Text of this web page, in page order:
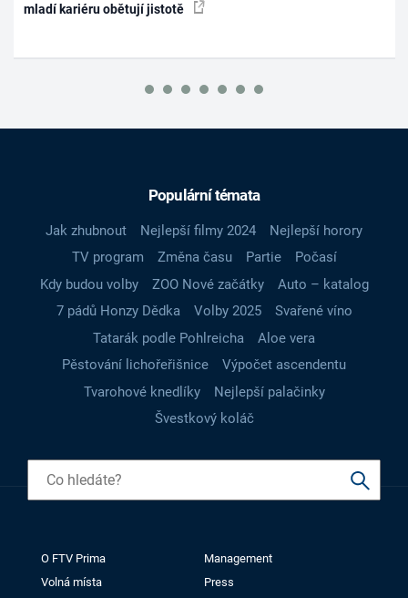
mladí kariéru obětují jistotě
Populární témata
Jak zhubnout Nejlepší filmy 2024
Nejlepší horory
TV program
Změna času Partie
Počasí
Kdy budou volby
ZOO Nové začátky
Auto – katalog
7 pádů Honzy Dědka
Volby 2025
Svařené víno
Tatarák podle Pohlreicha
Aloe vera
Pěstování lichořeřišnice
Výpočet ascendentu
Tvarohové knedlíky
Nejlepší palačinky
Švestkový koláč
O FTV Prima
Management
Volná místa
Press